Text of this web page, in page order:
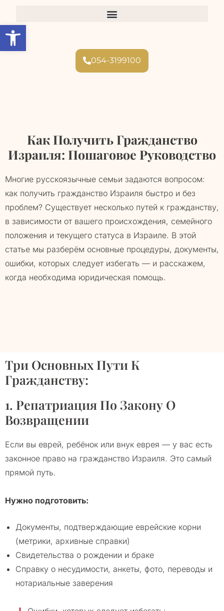
Open toolbar
054-3199100
Как Получить Гражданство
Израиля: Пошаговое Руководство
Многие русскоязычные семьи задаются вопросом:
как получить гражданство Израиля быстро и без
проблем? Существует несколько путей к гражданству,
в зависимости от вашего происхождения, семейного
положения и текущего статуса в Израиле. В этой
статье мы разберём основные процедуры, документы,
ошибки, которых следует избегать — и расскажем,
когда необходима юридическая помощь.
Три Основных Пути К
Гражданству:
1. Репатриация По Закону О
Возвращении
Если вы еврей, ребёнок или внук еврея — у вас есть
законное право на гражданство Израиля. Это самый
прямой путь.
Нужно подготовить:
Документы, подтверждающие еврейские корни
(метрики, архивные справки)
Свидетельства о рождении и браке
Справку о несудимости, анкеты, фото, переводы и
нотариальные заверения